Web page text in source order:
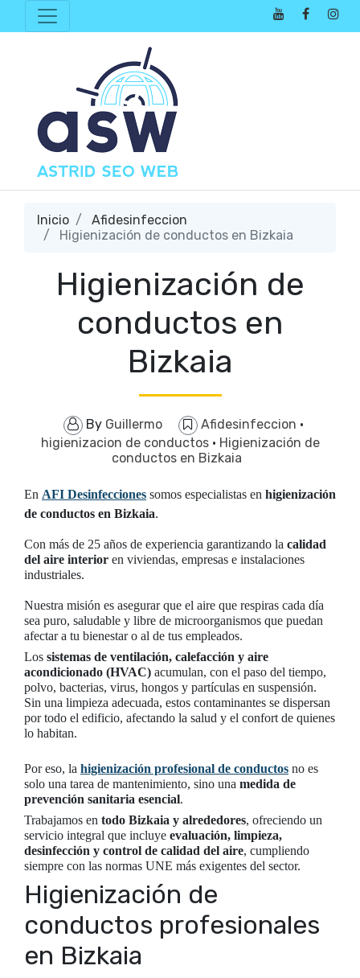
Inicio
Afidesinfeccion
Higienización de conductos en Bizkaia
Higienización de
conductos en
Bizkaia
By Guillermo Afidesinfeccion ·
higienizacion de conductos · Higienización de
conductos en Bizkaia
En AFI Desinfecciones somos especialistas en higienización
de conductos en Bizkaia.
Con más de 25 años de experiencia garantizando la calidad
del aire interior en viviendas, empresas e instalaciones
industriales.
Nuestra misión es asegurar que el aire que respiras cada día
sea puro, saludable y libre de microorganismos que puedan
afectar a tu bienestar o al de tus empleados.
Los sistemas de ventilación, calefacción y aire
acondicionado (HVAC) acumulan, con el paso del tiempo,
polvo, bacterias, virus, hongos y partículas en suspensión.
Sin una limpieza adecuada, estos contaminantes se dispersan
por todo el edificio, afectando la salud y el confort de quienes
lo habitan.
Por eso, la higienización profesional de conductos no es
solo una tarea de mantenimiento, sino una medida de
prevención sanitaria esencial.
Trabajamos en todo Bizkaia y alrededores, ofreciendo un
servicio integral que incluye evaluación, limpieza,
desinfección y control de calidad del aire, cumpliendo
siempre con las normas UNE más exigentes del sector.
Higienización de
conductos profesionales
en Bizkaia